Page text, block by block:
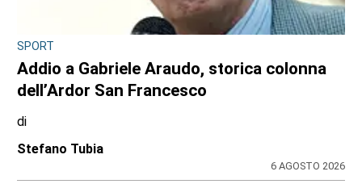
SPORT
Addio a Gabriele Araudo, storica colonna
dell’Ardor San Francesco
di
Stefano Tubia
6 AGOSTO 2026